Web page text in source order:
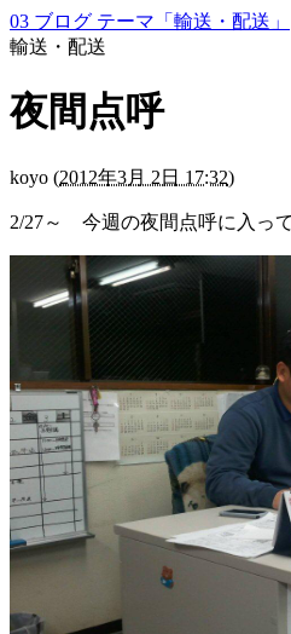
03 ブログ テーマ「輸送・配送」
輸送・配送
夜間点呼
koyo (2012年3月 2日 17:32)
2/27～ 今週の夜間点呼に入っ